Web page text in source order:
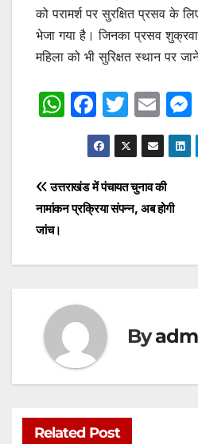
को परामर्श पर सुरक्षित प्रसव के
भेजा गया है। जिनका प्रसव
महिला को भी सुरिक्षत स्थान पर
W
s
A
p
F
a
c
e
b
o
T
w
itt
er
E
m
ai
l
Post
navigation
उत्तराखंड में पंचायत चुनाव की
नामांकन प्रक्रिया संपन्न, अब होगी
जांच।
By
Related Post